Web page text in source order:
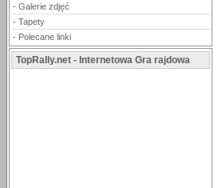
- Galerie zdjęć
- Tapety
- Polecane linki
TopRally.net - Internetowa Gra rajdowa